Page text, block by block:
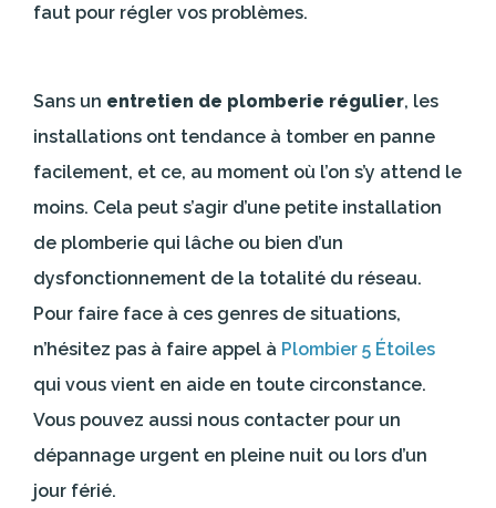
faut pour régler vos problèmes.
Sans un entretien de plomberie régulier, les
installations ont tendance à tomber en panne
facilement, et ce, au moment où l’on s’y attend le
moins. Cela peut s’agir d’une petite installation
de plomberie qui lâche ou bien d’un
dysfonctionnement de la totalité du réseau.
Pour faire face à ces genres de situations,
n’hésitez pas à faire appel à Plombier 5 Étoiles
qui vous vient en aide en toute circonstance.
Vous pouvez aussi nous contacter pour un
dépannage urgent en pleine nuit ou lors d’un
jour férié.